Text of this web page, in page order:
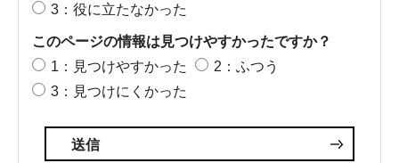
3：役に立たなかった
このページの情報は見つけやすかったですか？
1：見つけやすかった
2：ふつう
3：見つけにくかった